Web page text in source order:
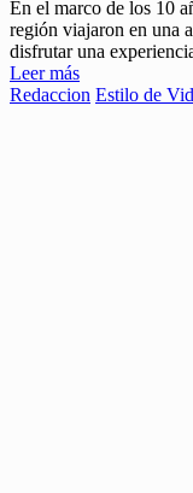
En el marco de los 10
región viajaron en una
disfrutar una
Leer más
Redaccion Estilo de